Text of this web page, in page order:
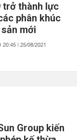
trở thành lực
phân khúc
mới
20:45 | 25/08/2021
Group kiến